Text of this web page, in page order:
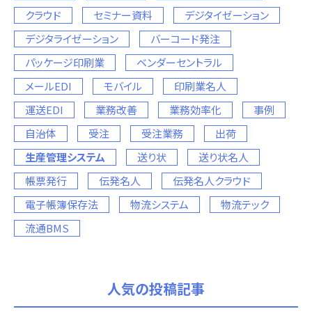
クラウド
セミナー資料
デジタイゼーション
デジタライゼーション
バーコード発注
パッケージ印刷業
ベンダーセントラル
メールEDI
モバイル
印刷業名人
運送EDI
業務改善 業務効率化
事例
自治体
受注 受注業務
出荷
生産管理システム
送り状
送り状名人
帳票発行
伝発名人
伝発名人クラウド
電子帳簿保存法
物流システム
物流テック
流通BMS
人気の投稿記事